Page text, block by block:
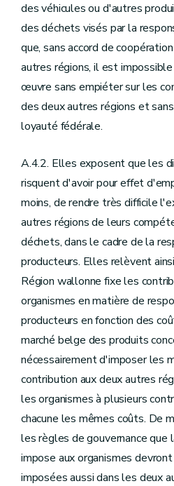
des véhicules ou d'autres
des déchets visés par la
que, sans accord de
autres régions, il est
œuvre sans empiéter sur les
des deux autres régions et
loyauté fédérale.
A.4.2. Elles exposent que les
risquent d'avoir pour effet
moins, de rendre très difficile
autres régions de leurs
déchets, dans le cadre de la
producteurs. Elles relèvent
Région wallonne fixe les
organismes en matière de
producteurs en fonction des
marché belge des produits
nécessairement d'imposer les
contribution aux deux autres
les organismes à plusieurs
chacune les mêmes coûts. De
les règles de gouvernance que
impose aux organismes
imposées aussi dans les deux